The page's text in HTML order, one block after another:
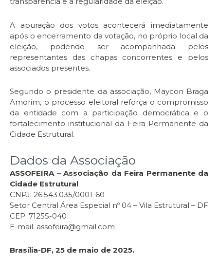
A apuração dos votos acontecerá imediatamente
após o encerramento da votação, no próprio local da
eleição, podendo ser acompanhada pelos
representantes das chapas concorrentes e pelos
associados presentes.
Segundo o presidente da associação, Maycon Braga
Amorim, o processo eleitoral reforça o compromisso
da entidade com a participação democrática e o
fortalecimento institucional da Feira Permanente da
Cidade Estrutural.
Dados da Associação
ASSOFEIRA – Associação da Feira Permanente da
Cidade Estrutural
CNPJ: 26.543.035/0001-60
Setor Central Área Especial nº 04 – Vila Estrutural – DF
CEP: 71255-040
E-mail: assofeira@gmail.com
Brasília-DF, 25 de maio de 2025.